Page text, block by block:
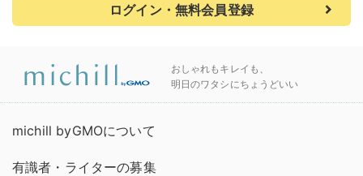
ログイン・無料会員登録
おしゃれもキレイも、
明日のワタシにちょうどいい
michill byGMOについて
有識者・ライターの募集